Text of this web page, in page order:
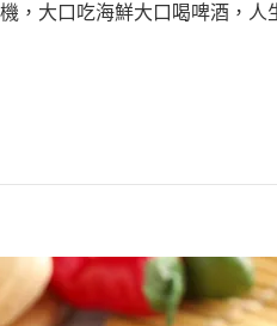
，大口吃海鮮大口喝啤酒，人